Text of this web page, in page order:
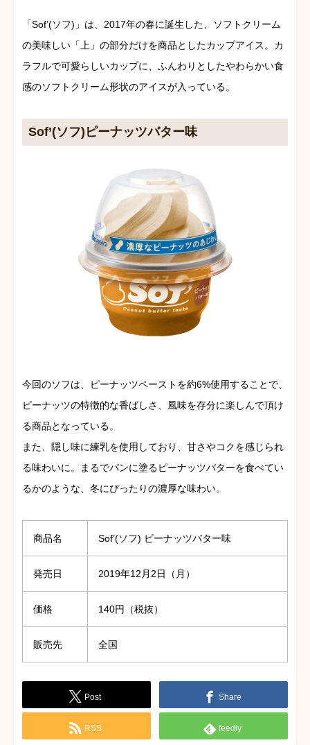
「Sof’(ソフ)」は、2017年の春に誕生した、ソフトクリーム
の美味しい「上」の部分だけを商品としたカップアイス。カ
ラフルで可愛らしいカップに、ふんわりとしたやわらかい食
感のソフトクリーム形状のアイスが入っている。
Sof’(ソフ)ピーナッツバター味
今回のソフは、ピーナッツペーストを約6%使用することで、
ピーナッツの特徴的な香ばしさ、風味を存分に楽しんで頂け
る商品となっている。
また、隠し味に練乳を使用しており、甘さやコクを感じられ
る味わいに。まるでパンに塗るピーナッツバターを食べてい
るかのような、冬にぴったりの濃厚な味わい。
商品名 Sof’(ソフ) ピーナッツバター味
発売日 2019年12月2日（月）
価格 140円（税抜）
販売先 全国
Post Share
RSS feedly